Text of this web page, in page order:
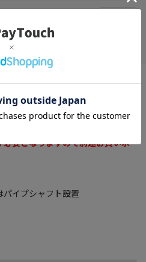
せん
厳禁です。
ください。
要となりますので別途お買い求
パイプシャフト設置